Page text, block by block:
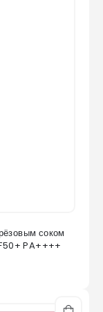
соком
PA++++